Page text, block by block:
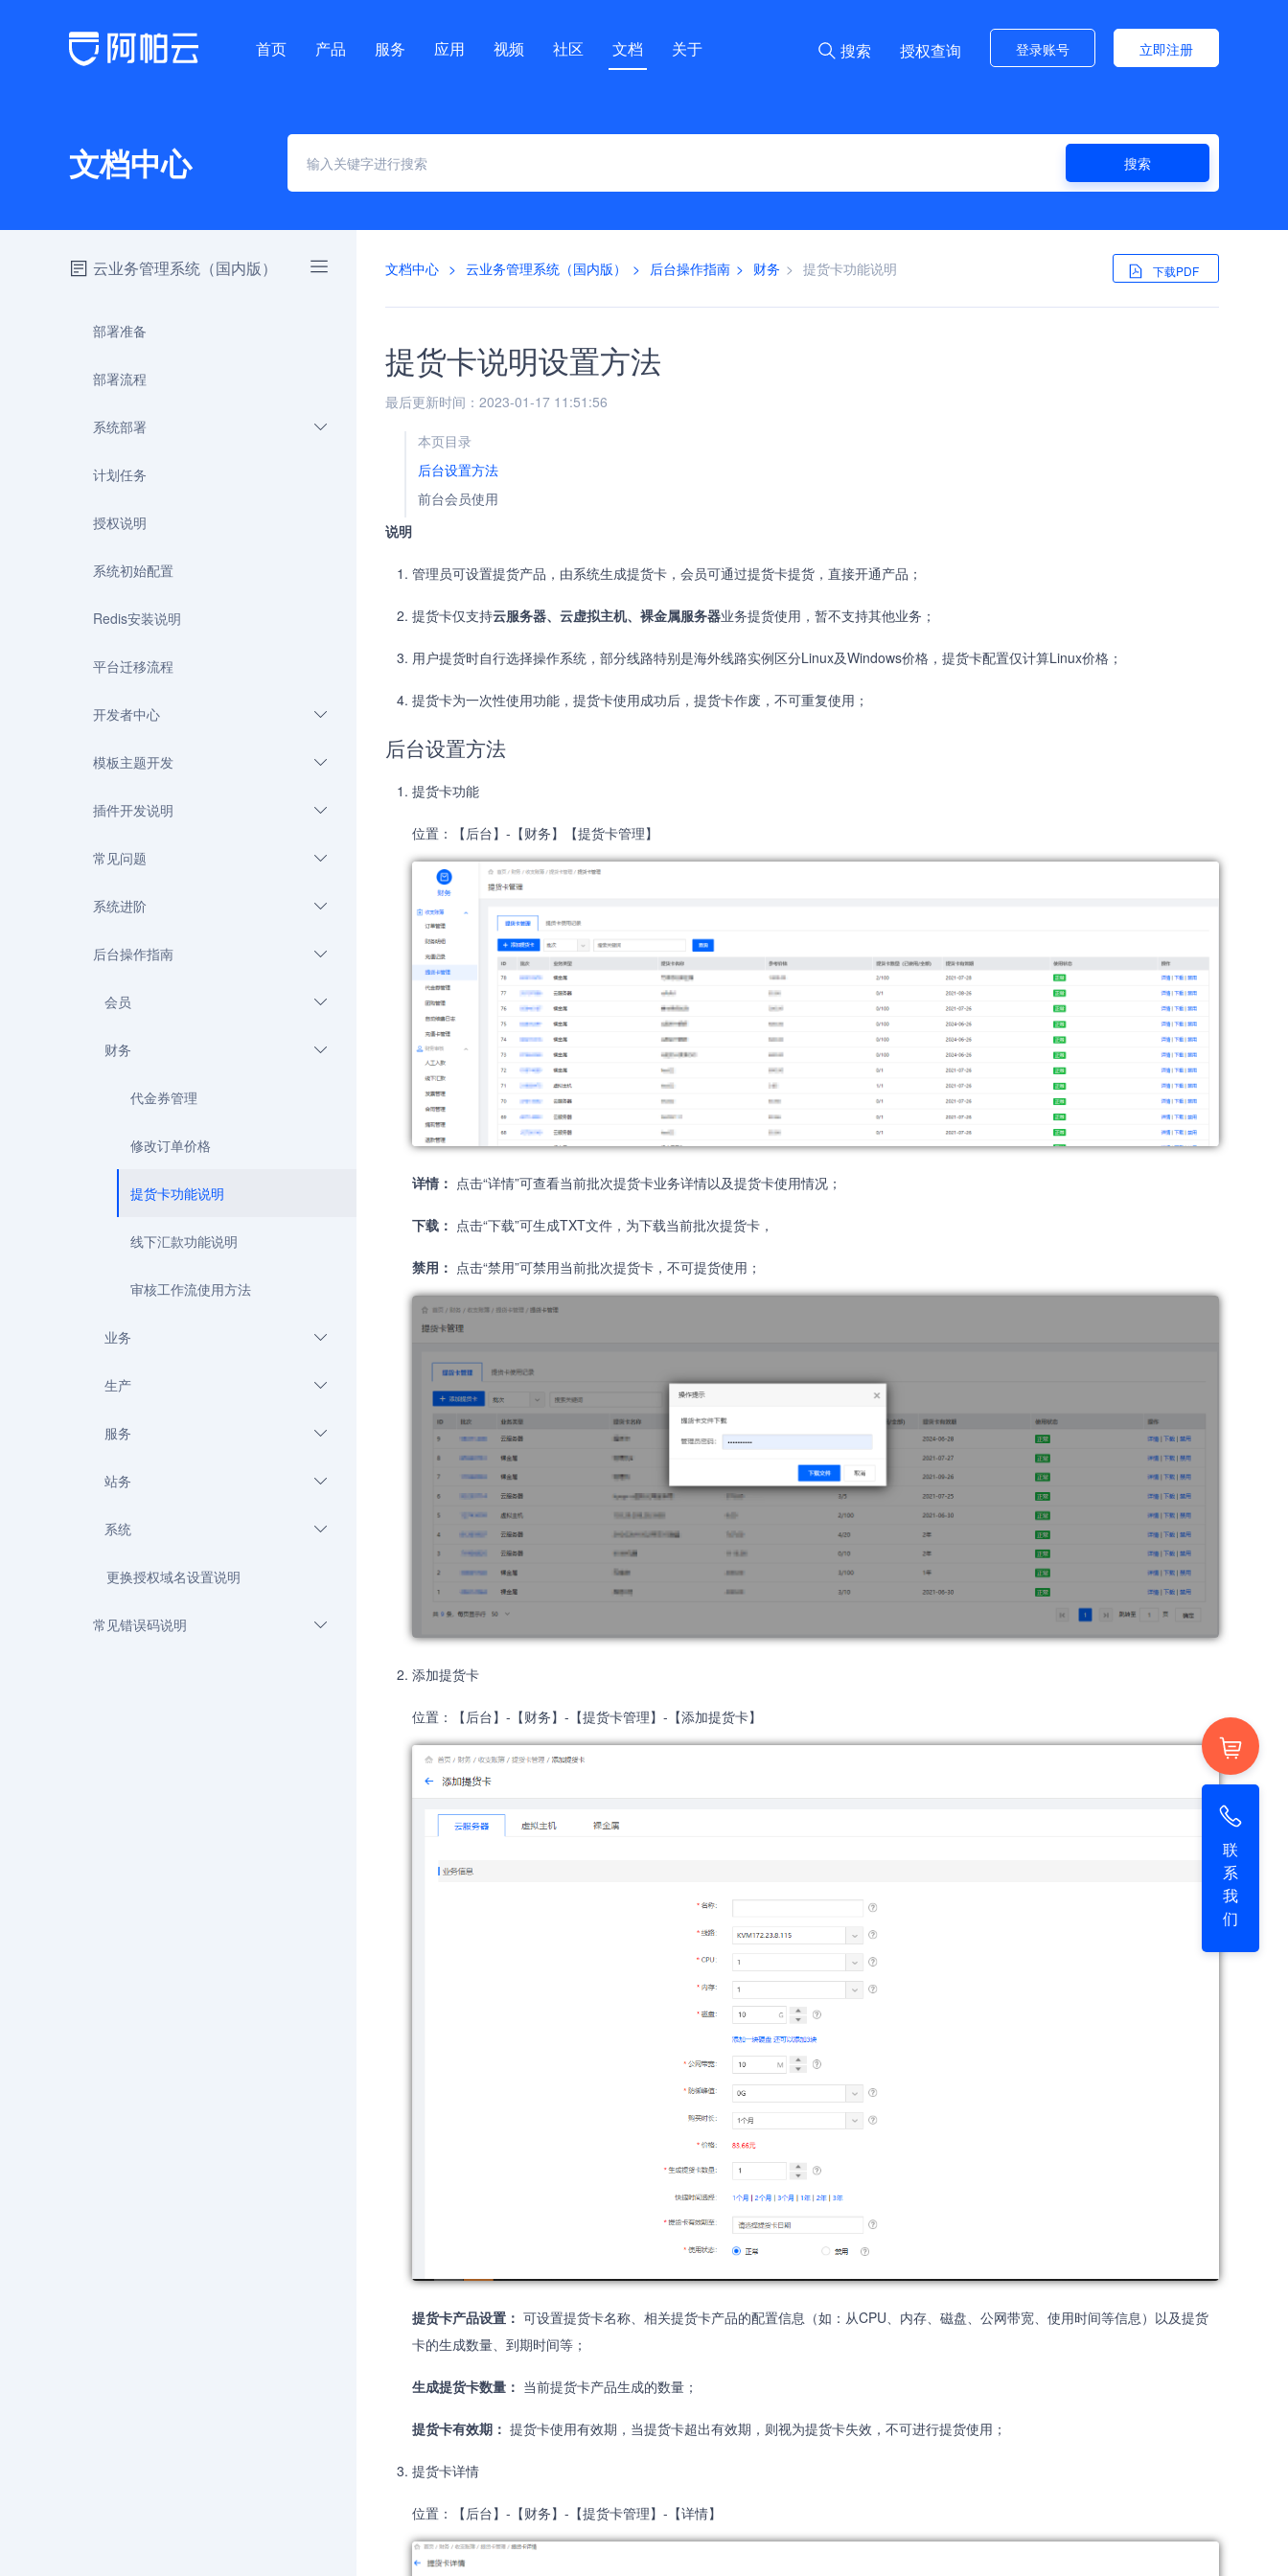
首页 产品 服务 应用 视频 社区 文档 关于 搜索 授权查询 登录账号 立即注册
文档中心 搜索
云业务管理系统（国内版）
部署准备
部署流程
系统部署
计划任务
授权说明
系统初始配置
Redis安装说明
平台迁移流程
开发者中心
模板主题开发
插件开发说明
常见问题
系统进阶
后台操作指南
会员
财务
代金券管理
修改订单价格
提货卡功能说明
线下汇款功能说明
审核工作流使用方法
业务
生产
服务
站务
系统
更换授权域名设置说明
常见错误码说明
文档中心 > 云业务管理系统（国内版） > 后台操作指南 > 财务 > 提货卡功能说明 下载PDF
提货卡说明设置方法
最后更新时间：2023-01-17 11:51:56
本页目录
后台设置方法
前台会员使用
说明
管理员可设置提货产品，由系统生成提货卡，会员可通过提货卡提货，直接开通产品；
提货卡仅支持云服务器、云虚拟主机、裸金属服务器业务提货使用，暂不支持其他业务；
用户提货时自行选择操作系统，部分线路特别是海外线路实例区分Linux及Windows价格，提货卡配置仅计算Linux价格；
提货卡为一次性使用功能，提货卡使用成功后，提货卡作废，不可重复使用；
后台设置方法
提货卡功能
位置：【后台】-【财务】【提货卡管理】
详情： 点击“详情”可查看当前批次提货卡业务详情以及提货卡使用情况；
下载： 点击“下载”可生成TXT文件，为下载当前批次提货卡，
禁用： 点击“禁用”可禁用当前批次提货卡，不可提货使用；
添加提货卡
位置：【后台】-【财务】-【提货卡管理】-【添加提货卡】
提货卡产品设置： 可设置提货卡名称、相关提货卡产品的配置信息（如：从CPU、内存、磁盘、公网带宽、使用时间等信息）以及提货
卡的生成数量、到期时间等；
生成提货卡数量： 当前提货卡产品生成的数量；
提货卡有效期： 提货卡使用有效期，当提货卡超出有效期，则视为提货卡失效，不可进行提货使用；
提货卡详情
位置：【后台】-【财务】-【提货卡管理】-【详情】
联
系
我
们